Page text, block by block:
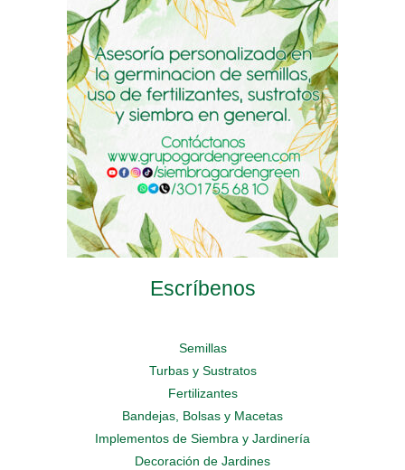
pueden
elegir
en
página
de
producto
pueden
elegir
en
la
página
de
producto
pueden
elegir
en
la
página
de
producto
Escríbenos
Semillas
Turbas y Sustratos
Fertilizantes
Bandejas, Bolsas y Macetas
Implementos de Siembra y Jardinería
Decoración de Jardines